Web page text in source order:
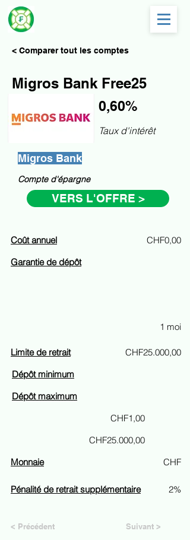
< Comparer tout les comptes
Migros Bank Free25
0,60%
Taux d'intérêt
Migros Bank
Compte d'épargne
VERS L'OFFRE >
Coût annuel
CHF0,00
Garantie de dépôt
1 moi
Limite de retrait
CHF25.000,00
Dépôt minimum
Dépôt maximum
CHF1,00
CHF25.000,00
Monnaie
CHF
Pénalité de retrait supplémentaire 2%
< Précédent Suivant >